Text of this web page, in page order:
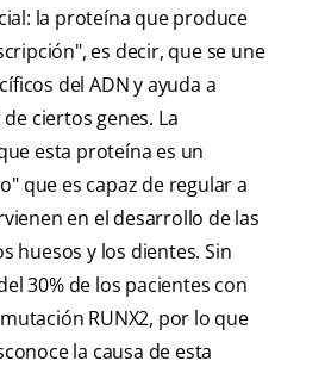
la proteína que produce
es decir, que se une
del ADN y ayuda a
ciertos genes. La
esta proteína es un
que es capaz de regular a
en el desarrollo de las
huesos y los dientes. Sin
30% de los pacientes con
RUNX2, por lo que
la causa de esta